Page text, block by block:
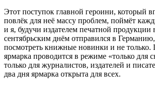
Этот поступок главной героини, который
повлёк для неё массу проблем, поймёт
и я, будучи издателем печатной
сентябрьским днём отправился в
посмотреть книжные новинки и не только.
ярмарка проводится в режиме «только для
только для журналистов, издателей и
два дня ярмарка открыта для всех.